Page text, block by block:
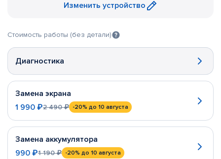
Изменить устройство
Стоимость работы (без детали)
Диагностика
Замена экрана
1 990 ₽2 490 ₽ -20% до 10 августа
Замена аккумулятора
990 ₽1 190 ₽ -20% до 10 августа